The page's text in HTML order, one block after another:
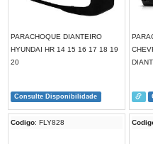
PARACHOQUE DIANTEIRO
HYUNDAI HR 14 15 16 17 18 19
20
Consulte Disponibilidade
Codigo: FLY828